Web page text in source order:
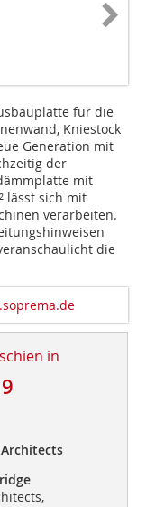
für die
Kniestock
Generation mit
der
mit
lässt sich mit
verarbeiten.
die
in
Architects